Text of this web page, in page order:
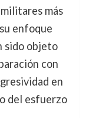
más
enfoque
sido objeto
con
en
del esfuerzo